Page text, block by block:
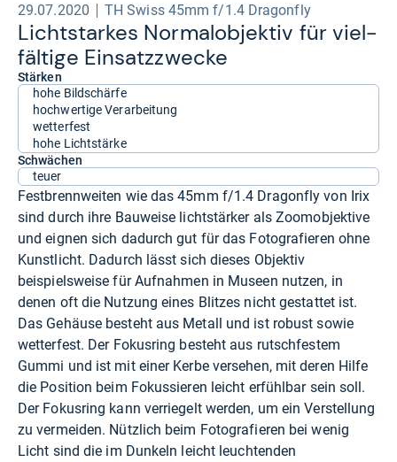
29.07.2020 TH Swiss 45mm f/1.4 Dragonfly
Licht­star­kes Nor­mal­ob­jek­tiv für viel­
fäl­tige Ein­satz­zwe­cke
Stärken
hohe Bildschärfe
hochwertige Verarbeitung
wetterfest
hohe Lichtstärke
Schwächen
teuer
Festbrennweiten wie das 45mm f/1.4 Dragonfly von Irix
sind durch ihre Bauweise lichtstärker als Zoomobjektive
und eignen sich dadurch gut für das Fotografieren ohne
Kunstlicht. Dadurch lässt sich dieses Objektiv
beispielsweise für Aufnahmen in Museen nutzen, in
denen oft die Nutzung eines Blitzes nicht gestattet ist.
Das Gehäuse besteht aus Metall und ist robust sowie
wetterfest. Der Fokusring besteht aus rutschfestem
Gummi und ist mit einer Kerbe versehen, mit deren Hilfe
die Position beim Fokussieren leicht erfühlbar sein soll.
Der Fokusring kann verriegelt werden, um ein Verstellung
zu vermeiden. Nützlich beim Fotografieren bei wenig
Licht sind die im Dunkeln leicht leuchtenden